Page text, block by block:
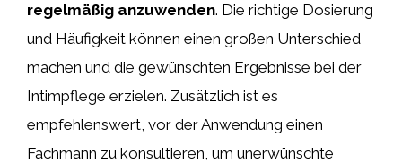
regelmäßig anzuwenden. Die richtige Dosierung
und Häufigkeit können einen großen Unterschied
machen und die gewünschten Ergebnisse bei der
Intimpflege erzielen. Zusätzlich ist es
empfehlenswert, vor der Anwendung einen
Fachmann zu konsultieren, um unerwünschte